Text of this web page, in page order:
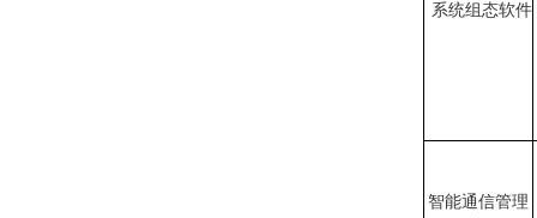
系统组态软件
智能通信管理